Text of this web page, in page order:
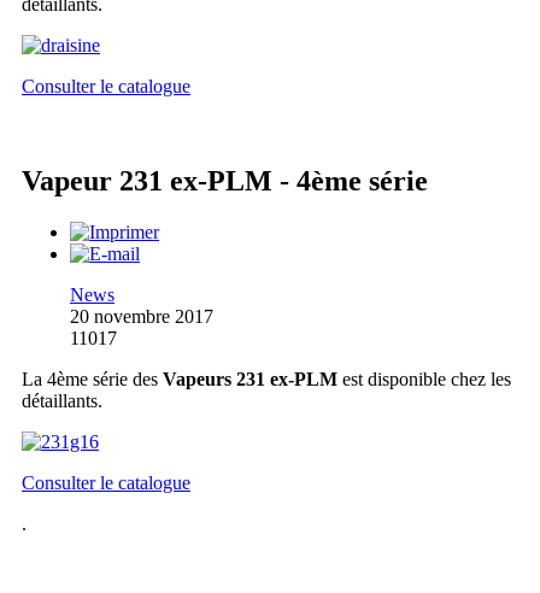
Consulter le catalogue
Vapeur 231 ex-PLM - 4ème série
News
20 novembre 2017
11017
La 4ème série des Vapeurs 231 ex-PLM est disponible chez les
détaillants.
Consulter le catalogue
.